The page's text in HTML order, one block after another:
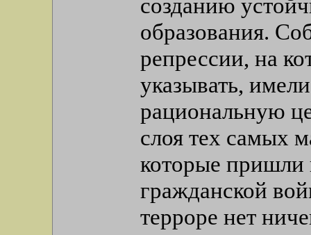
созданию
образования.
репрессии, на
указывать,
рациональную
слоя тех самых
которые пришли
гражданской
терроре нет